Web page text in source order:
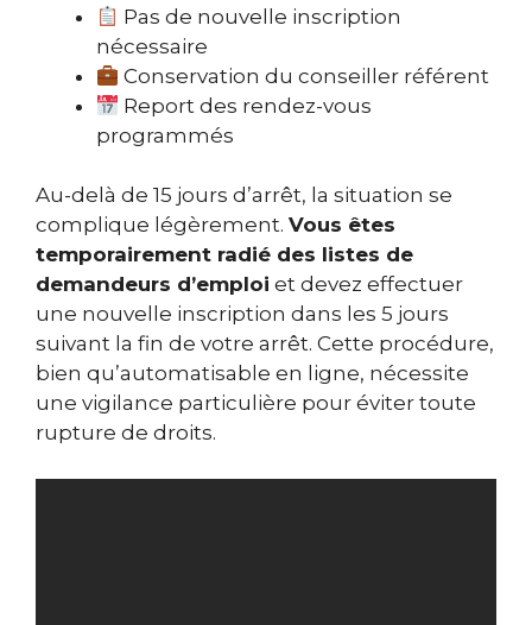
Pas de nouvelle inscription
nécessaire
Conservation du conseiller référent
Report des rendez-vous
programmés
Au-delà de 15 jours d’arrêt, la situation se
complique légèrement. Vous êtes
temporairement radié des listes de
demandeurs d’emploi et devez effectuer
une nouvelle inscription dans les 5 jours
suivant la fin de votre arrêt. Cette procédure,
bien qu’automatisable en ligne, nécessite
une vigilance particulière pour éviter toute
rupture de droits.